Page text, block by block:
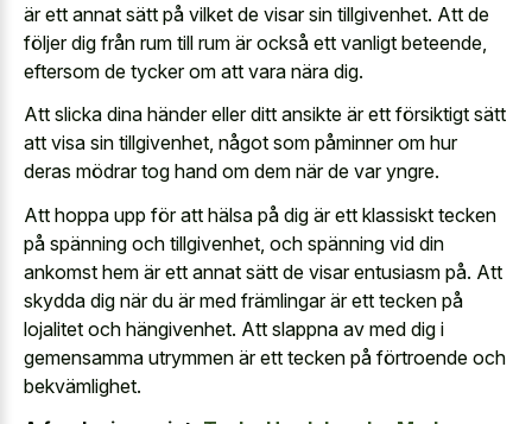
är ett annat sätt på vilket de visar sin tillgivenhet. Att de
följer dig från rum till rum är också ett vanligt beteende,
eftersom de tycker om att vara nära dig.
Att slicka dina händer eller ditt ansikte är ett försiktigt sätt
att visa sin tillgivenhet, något som påminner om hur
deras mödrar tog hand om dem när de var yngre.
Att hoppa upp för att hälsa på dig är ett klassiskt tecken
på spänning och tillgivenhet, och spänning vid din
ankomst hem är ett annat sätt de visar entusiasm på. Att
skydda dig när du är med främlingar är ett tecken på
lojalitet och hängivenhet. Att slappna av med dig i
gemensamma utrymmen är ett tecken på förtroende och
bekvämlighet.